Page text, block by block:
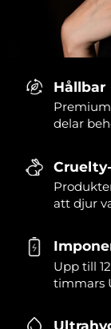
Hållbar
delar
att djur
Upp till
timmars